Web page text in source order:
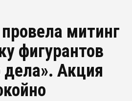
митинг
фигурантов
дела». Акция